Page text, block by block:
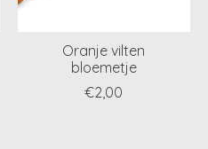
Oranje vilten
bloemetje
€2,00